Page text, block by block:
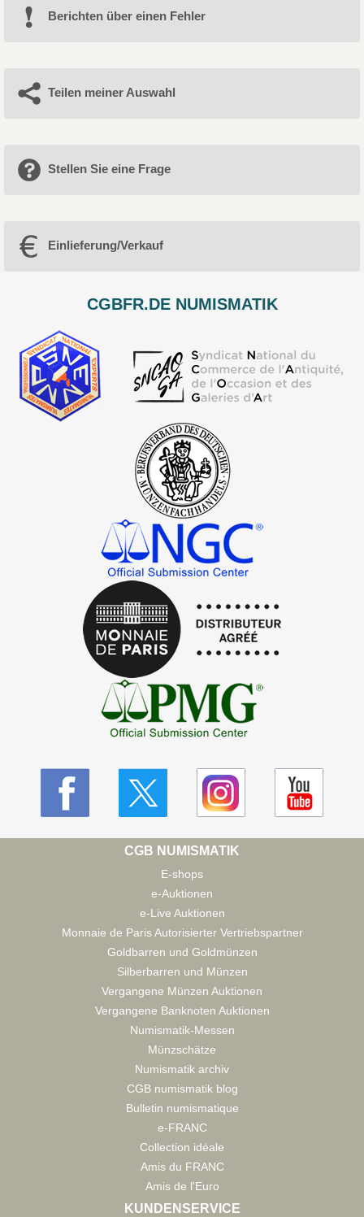
Berichten über einen Fehler
Teilen meiner Auswahl
Stellen Sie eine Frage
Einlieferung/Verkauf
CGBFR.DE NUMISMATIK
CGB NUMISMATIK
E-shops
e-Auktionen
e-Live Auktionen
Monnaie de Paris Autorisierter Vertriebspartner
Goldbarren und Goldmünzen
Silberbarren und Münzen
Vergangene Münzen Auktionen
Vergangene Banknoten Auktionen
Numismatik-Messen
Münzschätze
Numismatik archiv
CGB numismatik blog
Bulletin numismatique
e-FRANC
Collection idéale
Amis du FRANC
Amis de l'Euro
KUNDENSERVICE